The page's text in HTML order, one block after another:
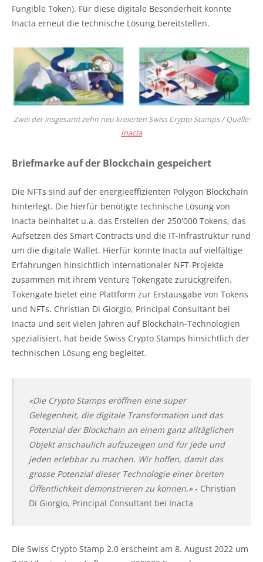
Fungible Token). Für diese digitale Besonderheit konnte
Inacta erneut die technische Lösung bereitstellen.
Zwei der insgesamt zehn neu kreierten Swiss Crypto Stamps / Quelle:
Inacta
Briefmarke auf der Blockchain gespeichert
Die NFTs sind auf der energieeffizienten Polygon Blockchain
hinterlegt. Die hierfür benötigte technische Lösung von
Inacta beinhaltet u.a. das Erstellen der 250'000 Tokens, das
Aufsetzen des Smart Contracts und die IT-Infrastruktur rund
um die digitale Wallet. Hierfür konnte Inacta auf vielfältige
Erfahrungen hinsichtlich internationaler NFT-Projekte
zusammen mit ihrem Venture Tokengate zurückgreifen.
Tokengate bietet eine Plattform zur Erstausgabe von Tokens
und NFTs. Christian Di Giorgio, Principal Consultant bei
Inacta und seit vielen Jahren auf Blockchain-Technologien
spezialisiert, hat beide Swiss Crypto Stamps hinsichtlich der
technischen Lösung eng begleitet.
«Die Crypto Stamps eröffnen eine super
Gelegenheit, die digitale Transformation und das
Potenzial der Blockchain an einem ganz alltäglichen
Objekt anschaulich aufzuzeigen und für jede und
jeden erlebbar zu machen. Wir hoffen, damit das
grosse Potenzial dieser Technologie einer breiten
Öffentlichkeit demonstrieren zu können.»- Christian
Di Giorgio, Principal Consultant bei Inacta
Die Swiss Crypto Stamp 2.0 erscheint am 8. August 2022 um